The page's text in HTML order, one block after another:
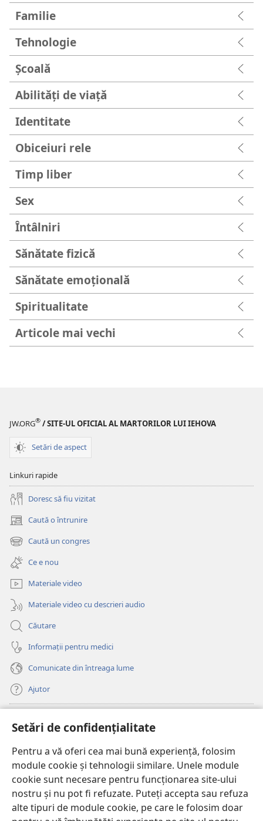
Setări de confidențialitate
Pentru a vă oferi cea mai bună experiență, folosim
module cookie și tehnologii similare. Unele module
cookie sunt necesare pentru funcționarea site-ului
nostru și nu pot fi refuzate. Puteți accepta sau refuza
alte tipuri de module cookie, pe care le folosim doar
Familie
Tehnologie
Şcoală
Abilități de viață
Identitate
Obiceiuri rele
Timp liber
Sex
Întâlniri
Sănătate fizică
Sănătate emoțională
Spiritualitate
Articole mai vechi
JW.ORG® / SITE-UL OFICIAL AL MARTORILOR LUI IEHOVA
Setări de aspect
Linkuri rapide
Doresc să fiu vizitat
Caută o întrunire
(se
deschide
o
fereastră
nouă)
Caută un congres
(se
deschide
o
fereastră
nouă)
Ce e nou
Materiale video
Materiale video cu descrieri audio
Căutare
Informații pentru medici
Comunicate din întreaga lume
Ajutor
(se
deschide
o
fereastră
nouă)
Watchtower – BIBLIOTECĂ ONLINE™
(se
deschide
o
fereastră
JW Hub ®
(se
deschide
o
fereastră
JW Library®